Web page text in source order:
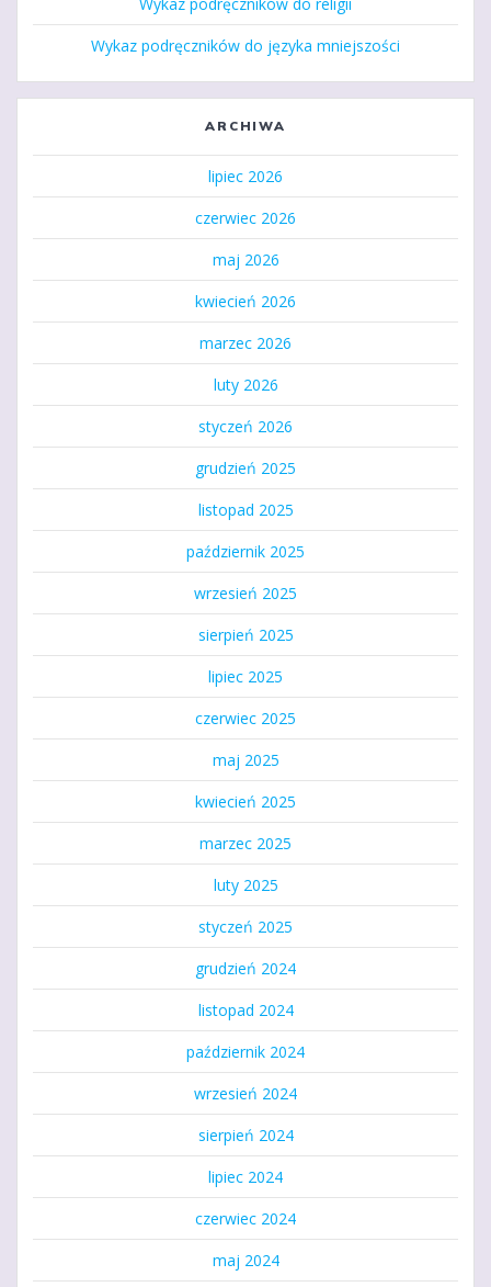
Wykaz podręczników do języka mniejszości
ARCHIWA
lipiec 2026
czerwiec 2026
maj 2026
kwiecień 2026
marzec 2026
luty 2026
styczeń 2026
grudzień 2025
listopad 2025
październik 2025
wrzesień 2025
sierpień 2025
lipiec 2025
czerwiec 2025
maj 2025
kwiecień 2025
marzec 2025
luty 2025
styczeń 2025
grudzień 2024
listopad 2024
październik 2024
wrzesień 2024
sierpień 2024
lipiec 2024
czerwiec 2024
maj 2024